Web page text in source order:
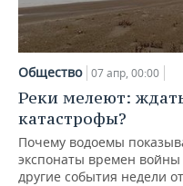
Общество 07 апр, 00:00
Реки мелеют:
катастрофы?
Почему водоемы
экспонаты времен
другие события недели